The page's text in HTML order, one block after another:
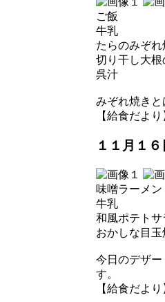
ご飯
牛乳
たらのみぞれ
切り干し大根
呉汁
みぞれ焼きと
【給食だよ
１１月１６
味噌ラーメン
牛乳
和風ポテトサ
おかしな目玉
今日のデザ
す。
【給食だよ